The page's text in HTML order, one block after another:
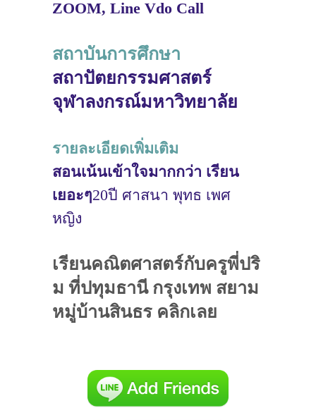
ZOOM, Line Vdo Call
สถาบันการศึกษา
สถาปัตยกรรมศาสตร์
จุฬาลงกรณ์มหาวิทยาลัย
รายละเอียดเพิ่มเติม
สอนเน้นเข้าใจมากกว่า เรียน
เยอะๆ20ปี ศาสนา พุทธ เพศ
หญิง
เรียนคณิตศาสตร์กับครูพี่ปริ
ม ที่ปทุมธานี กรุงเทพ สยาม
หมู่บ้านสินธร คลิกเลย